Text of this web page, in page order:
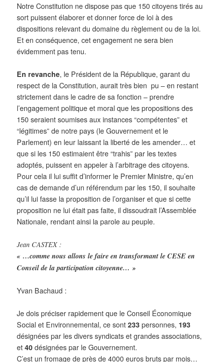
Notre Constitution ne dispose pas que 150 citoyens tirés au
sort puissent élaborer et donner force de loi à des
dispositions relevant du domaine du règlement ou de la loi.
Et en conséquence, cet engagement ne sera bien
évidemment pas tenu.
En revanche, le Président de la République, garant du
respect de la Constitution, aurait très bien pu – en restant
strictement dans le cadre de sa fonction – prendre
l’engagement politique et moral que les propositions des
150 seraient soumises aux instances “compétentes” et
“légitimes” de notre pays (le Gouvernement et le
Parlement) en leur laissant la liberté de les amender… et
que si les 150 estimaient être “trahis” par les textes
adoptés, puissent en appeler à l’arbitrage des citoyens.
Pour cela il lui suffit d’informer le Premier Ministre, qu’en
cas de demande d’un référendum par les 150, il souhaite
qu’il lui fasse la proposition de l’organiser et que si cette
proposition ne lui était pas faite, il dissoudrait l’Assemblée
Nationale, rendant ainsi la parole au peuple.
Jean CASTEX :
« …comme nous allons le faire en transformant le CESE en
Conseil de la participation citoyenne… »
Yvan Bachaud :
Je dois préciser rapidement que le Conseil Économique
Social et Environnemental, ce sont233 personnes, 193
désignées par les divers syndicats et grandes associations,
et40désignées par le Gouvernement.
C’est un fromage de près de 4000 euros bruts par mois…